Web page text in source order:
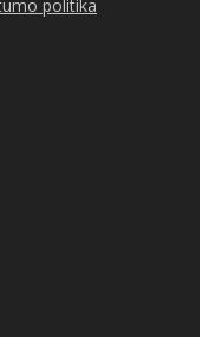
politika